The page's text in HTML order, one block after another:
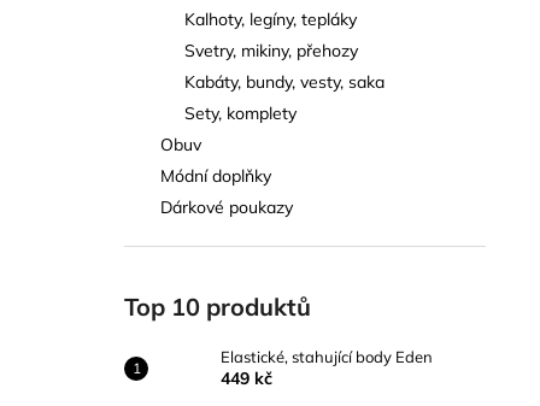
Kalhoty, legíny, tepláky
Svetry, mikiny, přehozy
Kabáty, bundy, vesty, saka
Sety, komplety
Obuv
Módní doplňky
Dárkové poukazy
Top 10 produktů
Elastické, stahující body Eden
449 kč
ELASTICKÉ, STAHUJÍCÍ BODY EDEN
449 kč